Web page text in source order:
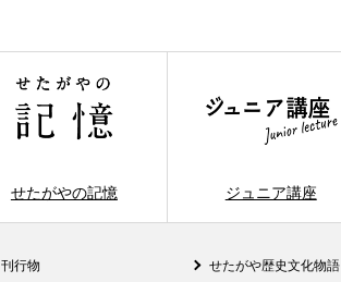
せたがやの記憶 ジュニア講座
刊行物 せたがや歴史文化物語